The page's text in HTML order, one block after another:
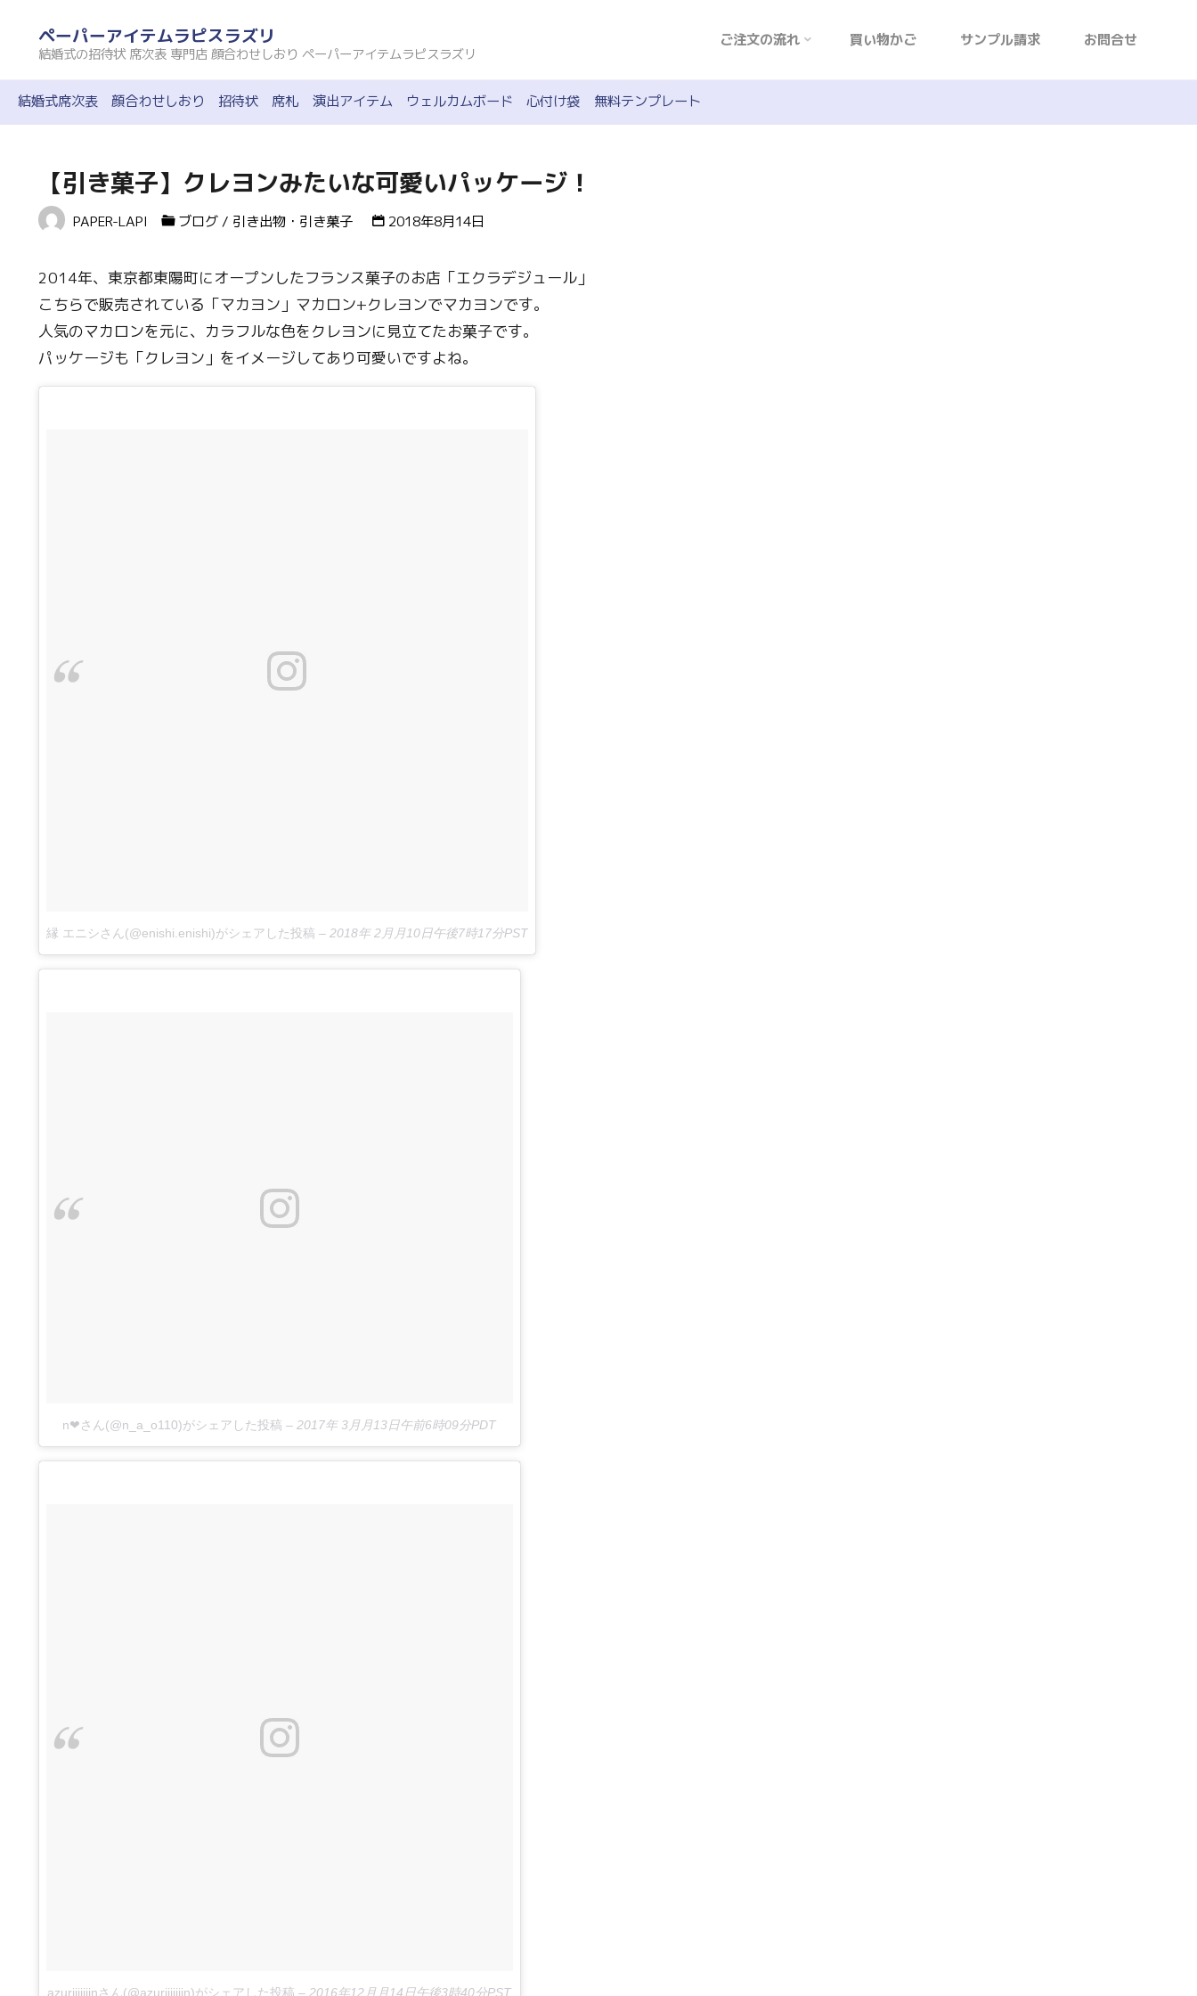
ペーパーアイテムラピスラズリ
結婚式の招待状 席次表 専門店 顔合わせしおり ペーパーアイテムラピスラズリ
ご注文の流れ 買い物かご サンプル請求 お問合せ
結婚式席次表 顔合わせしおり 招待状 席札 演出アイテム ウェルカムボード 心付け袋 無料テンプレート
【引き菓子】クレヨンみたいな可愛いパッケージ！
PAPER-LAPI ブログ / 引き出物・引き菓子 2018年8月14日
2014年、東京都東陽町にオープンしたフランス菓子のお店「エクラデジュール」
こちらで販売されている「マカヨン」マカロン+クレヨンでマカヨンです。
人気のマカロンを元に、カラフルな色をクレヨンに見立てたお菓子です。
パッケージも「クレヨン」をイメージしてあり可愛いですよね。
縁 エニシさん(@enishi.enishi)がシェアした投稿 – 2018年 2月月10日午後7時17分PST
n❤︎さん(@n_a_o110)がシェアした投稿 – 2017年 3月月13日午前6時09分PDT
azuriiiiiiinさん(@azuriiiiiiin)がシェアした投稿 – 2016年12月月14日午後3時40分PST